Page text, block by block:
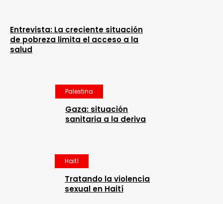
Entrevista: La creciente situación
de pobreza limita el acceso a la
salud
Palestina
Gaza: situación
sanitaria a la deriva
Haití
Tratando la violencia
sexual en Haití